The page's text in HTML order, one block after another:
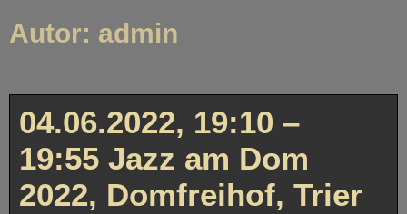
Autor: admin
04.06.2022, 19:10 –
19:55 Jazz am Dom
2022, Domfreihof, Trier